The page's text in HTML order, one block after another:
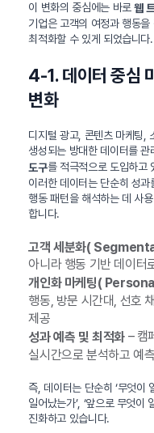
이 변화의 중심에는 바로웹
기업은 고객의 여정과 행동
최적화할 수 있게 되었습니다.
4-1. 데이터 중심
변화
디지털 광고, 콘텐츠 마케팅,
생성되는 방대한 데이터를
도구를 적극적으로 도입하고
이러한 데이터는 단순히 성
행동 패턴을 해석하는 데 사
합니다.
고객 세분화(
아니라 행동 기반 데이터
개인화 마케팅(
행동, 방문 시간대, 선호
제공
성과 예측 및 최적화– 캠
실시간으로 분석하고 예
즉, 데이터는 단순히 ‘무엇이
일어났는가’, ‘앞으로 무엇이
진화하고 있습니다.